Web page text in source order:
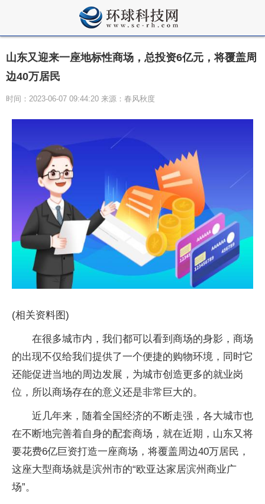
山东又迎来一座地标性商场，总投资6亿元，将覆盖周
边40万居民
时间：2023-06-07 09:44:20 来源：春风秋度
(相关资料图)
在很多城市内，我们都可以看到商场的身影，商场
的出现不仅给我们提供了一个便捷的购物环境，同时它
还能促进当地的周边发展，为城市创造更多的就业岗
位，所以商场存在的意义还是非常巨大的。
近几年来，随着全国经济的不断走强，各大城市也
在不断地完善着自身的配套商场，就在近期，山东又将
要花费6亿巨资打造一座商场，将覆盖周边40万居民，
这座大型商场就是滨州市的“欧亚达家居滨州商业广
场”。